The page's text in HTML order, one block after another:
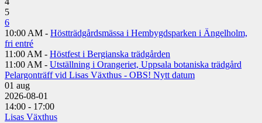
5
6
10:00 AM - Höstträdgårdsmässa i Hembygdsparken i Ängelholm,
fri entré
11:00 AM - Höstfest i Bergianska trädgården
11:00 AM - Utställning i Orangeriet, Uppsala botaniska trädgård
Pelargonträff vid Lisas Växthus - OBS! Nytt datum
01 aug
2026-08-01
14:00 - 17:00
Lisas Växthus